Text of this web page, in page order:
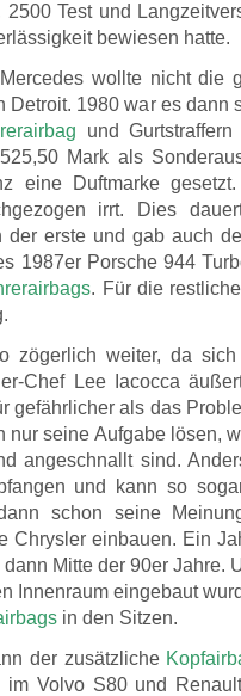
2500 Test und
bewiesen hatte.
wollte nicht die
Detroit. 1980 war es dann
und
Mark als
eine Duftmarke
irrt. Dies
der erste und gab auch
1987er Porsche 944
. Für die
zögerlich weiter, da
Chef Lee Iacocca
gefährlicher als das
nur seine Aufgabe lösen,
angeschnallt sind.
und kann so
schon seine
Chrysler einbauen. Ein
Mitte der 90er Jahre.
Innenraum eingebaut
in den Sitzen.
der zusätzliche
im Volvo S80 und